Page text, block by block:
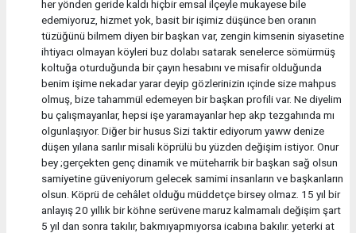
her yönden geride kaldı hiçbir emsal ilçeyle mukayese bile
edemiyoruz, hizmet yok, basit bir işimiz düşünce ben oranın
tüzüğünü bilmem diyen bir başkan var, zengin kimsenin siyasetine
ihtiyacı olmayan köyleri buz dolabı satarak senelerce sömürmüş
koltuğa oturduğunda bir çayın hesabını ve misafir olduğunda
benim işime nekadar yarar deyip gözlerinizin ıçinde size mahpus
olmuş, bize tahammül edemeyen bir başkan profili var. Ne diyelim
bu çalışmayanlar, hepsi işe yaramayanlar hep akp tezgahında mı
olgunlaşıyor. Diğer bir husus Sizi taktir ediyorum yaww denize
düşen yılana sarılır misali köprülü bu yüzden değişim istiyor. Onur
bey ;gerçekten genç dinamik ve müteharrik bir başkan sağ olsun
samiyetine güveniyorum gelecek samimi insanların ve başkanların
olsun. Köprü de cehâlet olduğu müddetçe birsey olmaz. 15 yıl bir
anlayış 20 yıllık bir köhne serüvene maruz kalmamalı değişim şart
5 yıl dan sonra takılır, bakmıyapmıyorsa icabına bakılır. yeterki at